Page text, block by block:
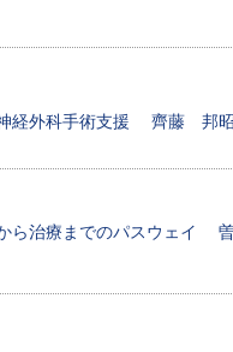
経外科手術支援 齊藤 邦
ら治療までのパスウェイ